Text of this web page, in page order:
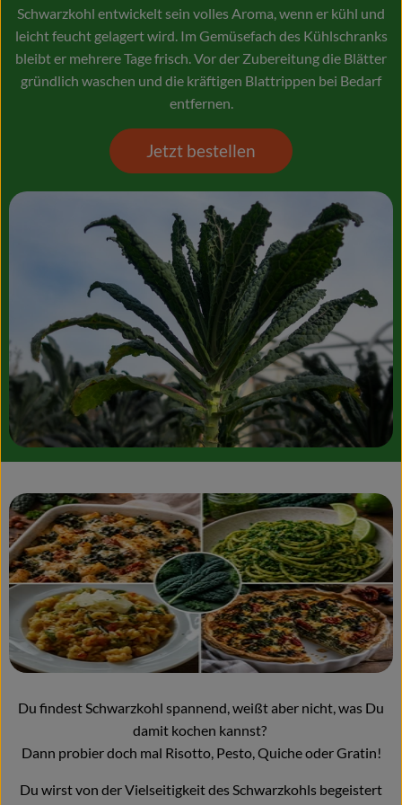
Schwarzkohl entwickelt sein volles Aroma, wenn er kühl und
leicht feucht gelagert wird. Im Gemüsefach des Kühlschranks
bleibt er mehrere Tage frisch. Vor der Zubereitung die Blätter
gründlich waschen und die kräftigen Blattrippen bei Bedarf
entfernen.
Jetzt bestellen
Du findest Schwarzkohl spannend, weißt aber nicht, was Du
damit kochen kannst?
Dann probier doch mal Risotto, Pesto, Quiche oder Gratin!
Du wirst von der Vielseitigkeit des Schwarzkohls begeistert